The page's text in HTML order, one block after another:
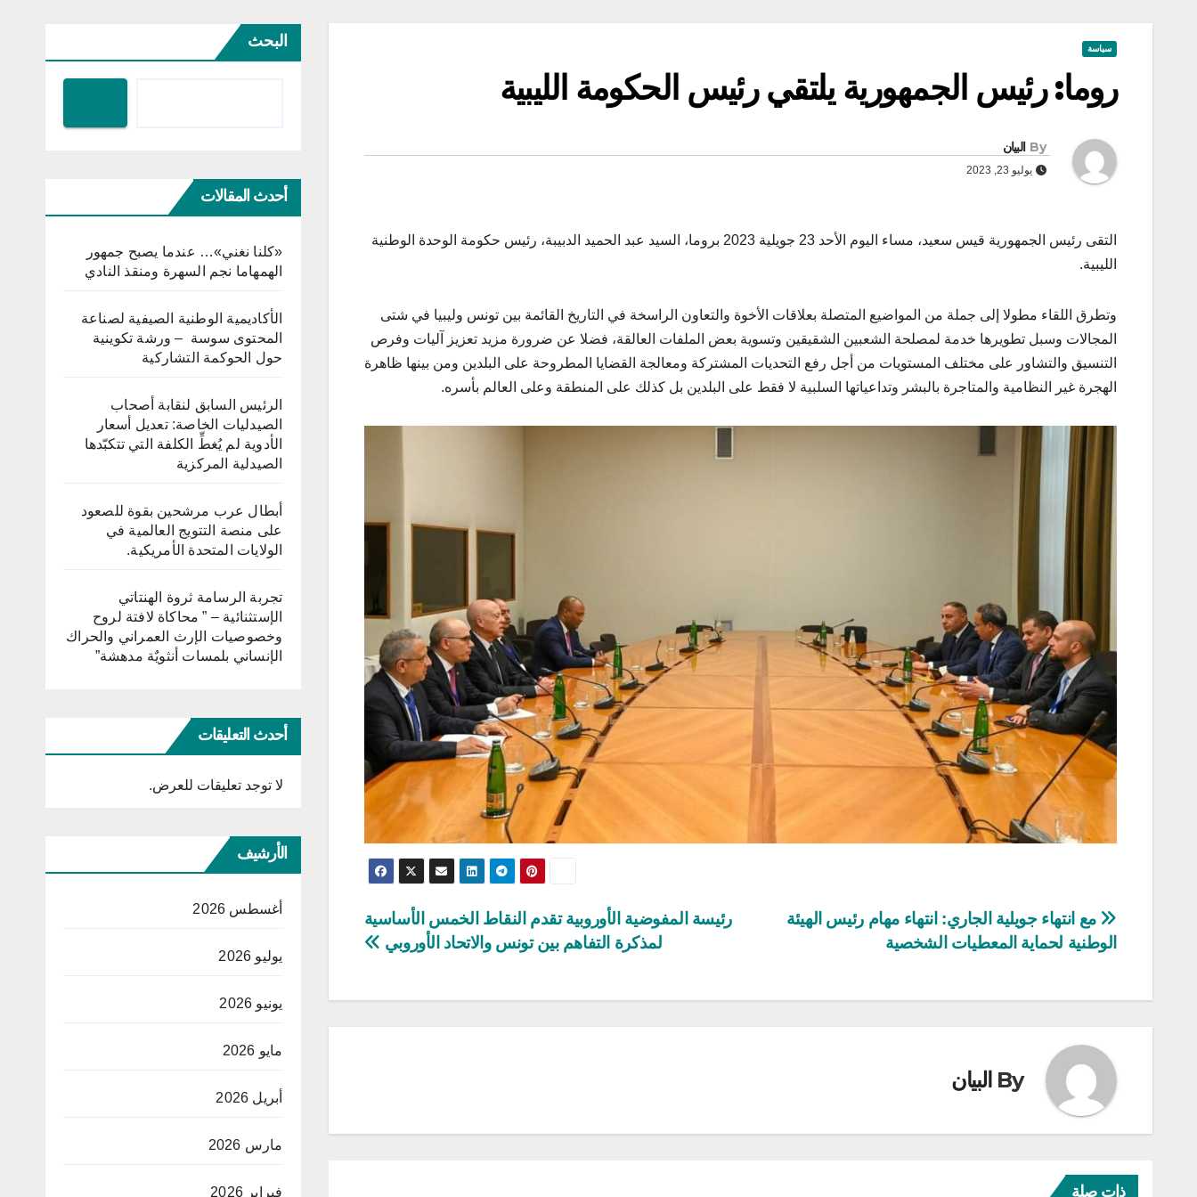
سياسة
روما: رئيس الجمهورية يلتقي رئيس الحكومة الليبية
By البيان
يوليو 23, 2023
التقى رئيس الجمهورية قيس سعيد، مساء اليوم الأحد 23 جويلية 2023 بروما، السيد عبد الحميد الدبيبة، رئيس حكومة الوحدة الوطنية
الليبية.
وتطرق اللقاء مطولا إلى جملة من المواضيع المتصلة بعلاقات الأخوة والتعاون الراسخة في التاريخ القائمة بين تونس وليبيا في شتى
المجالات وسبل تطويرها خدمة لمصلحة الشعبين الشقيقين وتسوية بعض الملفات العالقة، فضلا عن ضرورة مزيد تعزيز آليات وفرص
التنسيق والتشاور على مختلف المستويات من أجل رفع التحديات المشتركة ومعالجة القضايا المطروحة على البلدين ومن بينها ظاهرة
الهجرة غير النظامية والمتاجرة بالبشر وتداعياتها السلبية لا فقط على البلدين بل كذلك على المنطقة وعلى العالم بأسره.
تصفّح
المقالات
رئيسة المفوضية الأوروبية تقدم النقاط الخمس الأساسية
لمذكرة التفاهم بين تونس والاتحاد الأوروبي
مع انتهاء جويلية الجاري: انتهاء مهام رئيس الهيئة
الوطنية لحماية المعطيات الشخصية
By البيان
ذات صلة
البحث
أحدث المقالات
«كلنا نغني»… عندما يصبح جمهور
الهمهاما نجم السهرة ومنقذ النادي
الأكاديمية الوطنية الصيفية لصناعة
المحتوى سوسة – ورشة تكوينية
حول الحوكمة التشاركية
الرئيس السابق لنقابة أصحاب
الصيدليات الخاصة: تعديل أسعار
الأدوية لم يُغطِّ الكلفة التي تتكبّدها
الصيدلية المركزية
أبطال عرب مرشحين بقوة للصعود
على منصة التتويج العالمية في
الولايات المتحدة الأمريكية.
تجربة الرسامة ثروة الهنتاتي
الإستثنائية – ” محاكاة لافتة لروح
وخصوصيات الإرث العمراني والحراك
الإنساني بلمسات أنثويٌة مدهشة”
أحدث التعليقات
لا توجد تعليقات للعرض.
الأرشيف
أغسطس 2026
يوليو 2026
يونيو 2026
مايو 2026
أبريل 2026
مارس 2026
فبراير 2026